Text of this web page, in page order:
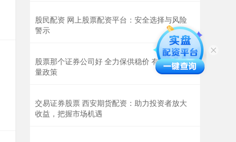
股民配资 网上股票配资平台：安全选择与风险
警示
股票那个证券公司好 全力保供稳价 有效落实增
量政策
交易证券股票 西安期货配资：助力投资者放大
收益，把握市场机遇